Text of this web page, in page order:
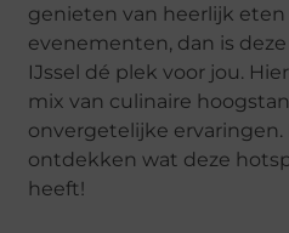
genieten van heerlijk
evenementen, dan is
IJssel dé plek voor jou.
mix van culinaire
onvergetelijke ervaringen.
ontdekken wat deze
heeft!